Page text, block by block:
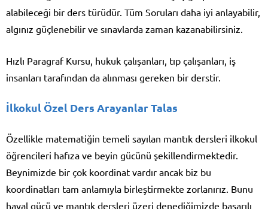
alabileceği bir ders türüdür. Tüm Soruları daha iyi anlayabilir,
algınız güçlenebilir ve sınavlarda zaman kazanabilirsiniz.
Hızlı Paragraf Kursu, hukuk çalışanları, tıp çalışanları, iş
insanları tarafından da alınması gereken bir derstir.
İlkokul Özel Ders Arayanlar Talas
Özellikle matematiğin temeli sayılan mantık dersleri ilkokul
öğrencileri hafıza ve beyin gücünü şekillendirmektedir.
Beynimizde bir çok koordinat vardır ancak biz bu
koordinatları tam anlamıyla birleştirmekte zorlanırız. Bunu
hayal gücü ve mantık dersleri üzeri denediğimizde başarılı